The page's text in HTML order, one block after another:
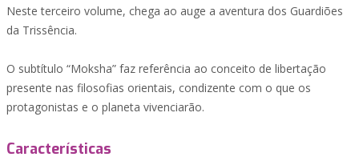
Neste terceiro volume, chega ao auge a aventura dos Guardiões
da Trissência.
O subtítulo “Moksha” faz referência ao conceito de libertação
presente nas filosofias orientais, condizente com o que os
protagonistas e o planeta vivenciarão.
Características